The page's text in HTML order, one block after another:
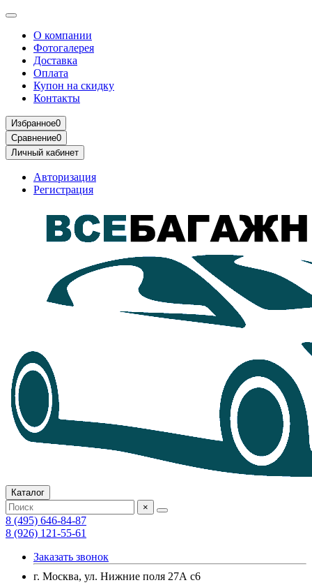
О компании
Фотогалерея
Доставка
Оплата
Купон на скидку
Контакты
Избранное0
Сравнение0
Личный кабинет
Авторизация
Регистрация
Каталог
×
8 (495) 646-84-87
8 (926) 121-55-61
Заказать звонок
г. Москва, ул. Нижние поля 27А с6